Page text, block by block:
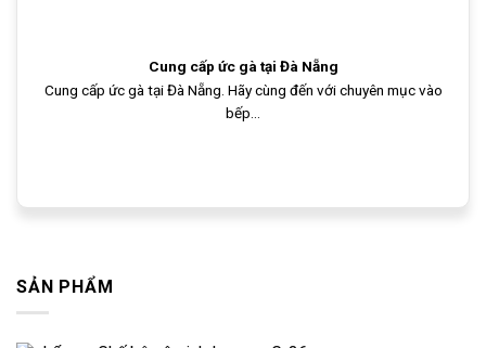
Cung cấp ức gà tại Đà Nẵng
Cung cấp ức gà tại Đà Nẵng. Hãy cùng đến với chuyên mục vào
bếp...
SẢN PHẨM